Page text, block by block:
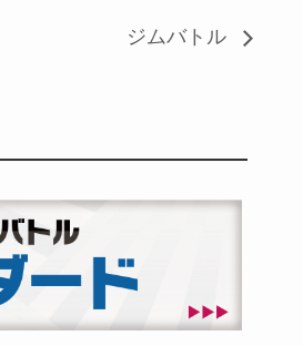
ジムバトル